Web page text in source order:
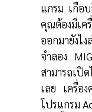
แกรม เกือ
คุณต้องมีเค
ออกมายังไ
จำลอง MIG
สามารถเปิ
เลย เครื่อ
โปรแกรม